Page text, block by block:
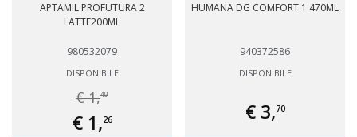
APTAMIL PROFUTURA 2
LATTE200ML
980532079
DISPONIBILE
€ 1,49
€ 1,26
HUMANA DG COMFORT 1 470ML
940372586
DISPONIBILE
€ 3,70